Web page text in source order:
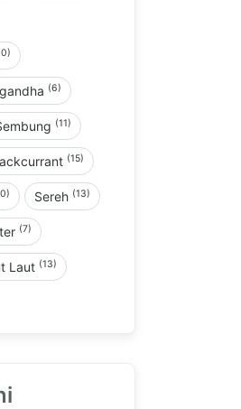
(6)
(11)
(15)
Sereh (13)
(7)
Laut (13)